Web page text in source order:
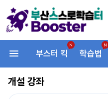
부스터 킥 학습법
개설 강좌